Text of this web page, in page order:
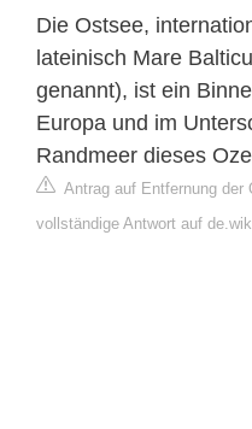
Die Ostsee,
lateinisch Mare
genannt), ist ein
Europa und im
Randmeer dieses
Antrag auf Entfernung der
vollständige Antwort auf